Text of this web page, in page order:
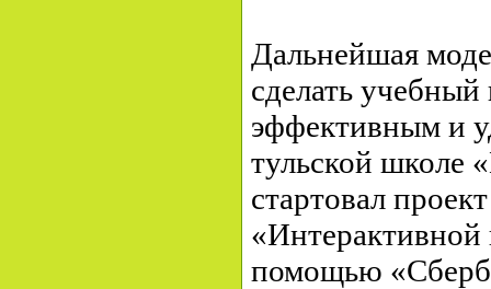
Дальнейшая
сделать
эффективным и
тульской школе
стартовал
помощью